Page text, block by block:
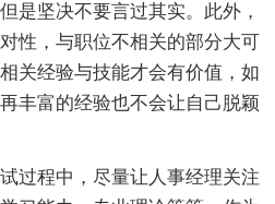
是坚决不要言过其实。此外，
性，与职位不相关的部分大可
关经验与技能才会有价值，如
丰富的经验也不会让自己脱颖
程中，尽量让人事经理关注